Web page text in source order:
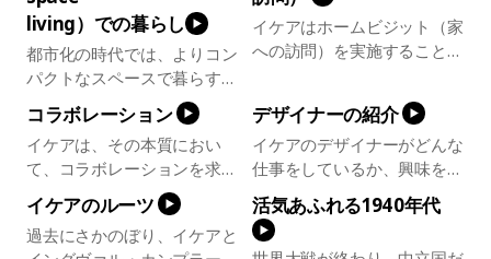
ーションを生み出します。
も重要な役割である、お客さ
まもここではご紹介します。
お互いが協力し合うことで、
すべてがうまく回るのです。
イケアが世界で最も大切な存
在のためにどんな商品展開を
行っているのかをご紹介しま
素晴らしいアイデアをもたら
すコミュニケーションツール
でしょうか？イケア流に言う
ならもちろん、その両方で
す。この動画では、デモクラ
ティックデザインの原則、そ
の5つの柱のルーツと適用に
ついてご紹介します。
楽しみながら語り合いまし
た。ヤン・キェルマン、ミリ
アム・スワード、マイケル・
去、現在、未来について語り
合う――1960年にオープン
した最初のイケアレストラ
ン、スウェーデンフードマー
ケット、そしてイケアのアイ
デンティティに欠かせない要
素となる食品まで、あらゆる
living）での暮らし
都市化の時代では、よりコン
パクトなスペースで暮らす
人々が増えました。イケアが
長期にわたって取り組んでき
た狭い住空間（Small space
living）での暮らし。その重
要性は、現在かつてないほど
高まっています。狭い住空間
（Small space living）で暮
イケアはホームビジット（家
への訪問）を実施すること
実現するために人々がなにを
求め、どんな理想を持ってい
るのかを調査しています。
人々がどのように暮らし、ど
んな家が理想だと考えている
のかを把握することで、プラ
イバシーやセキュリティ、快
コラボレーション
イケアは、その本質におい
て、コラボレーションを求め
る存在です。サプライヤーか
消費者かを問わず、あらゆる
立場の人々を歓迎します。お
デザイナーの紹介
イケアのデザイナーがどんな
仕事をしているか、興味をお
持ちでしょうか？ある日はカ
トラリーのスケッチをした
り、その次の日には大きなソ
イケアのルーツ
過去にさかのぼり、イケアと
活気あふれる1940年代